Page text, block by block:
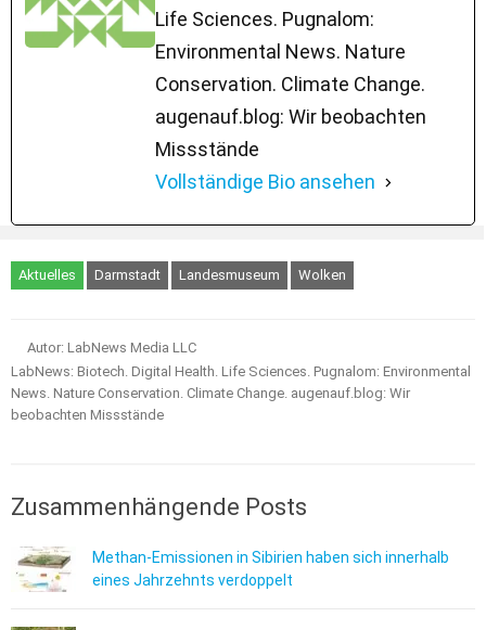
Life Sciences. Pugnalom:
Environmental News. Nature
Conservation. Climate Change.
augenauf.blog: Wir beobachten
Missstände
Vollständige Bio ansehen
Aktuelles Darmstadt Landesmuseum Wolken
Autor: LabNews Media LLC
LabNews: Biotech. Digital Health. Life Sciences. Pugnalom: Environmental
News. Nature Conservation. Climate Change. augenauf.blog: Wir
beobachten Missstände
Zusammenhängende Posts
Methan-Emissionen in Sibirien haben sich innerhalb
eines Jahrzehnts verdoppelt